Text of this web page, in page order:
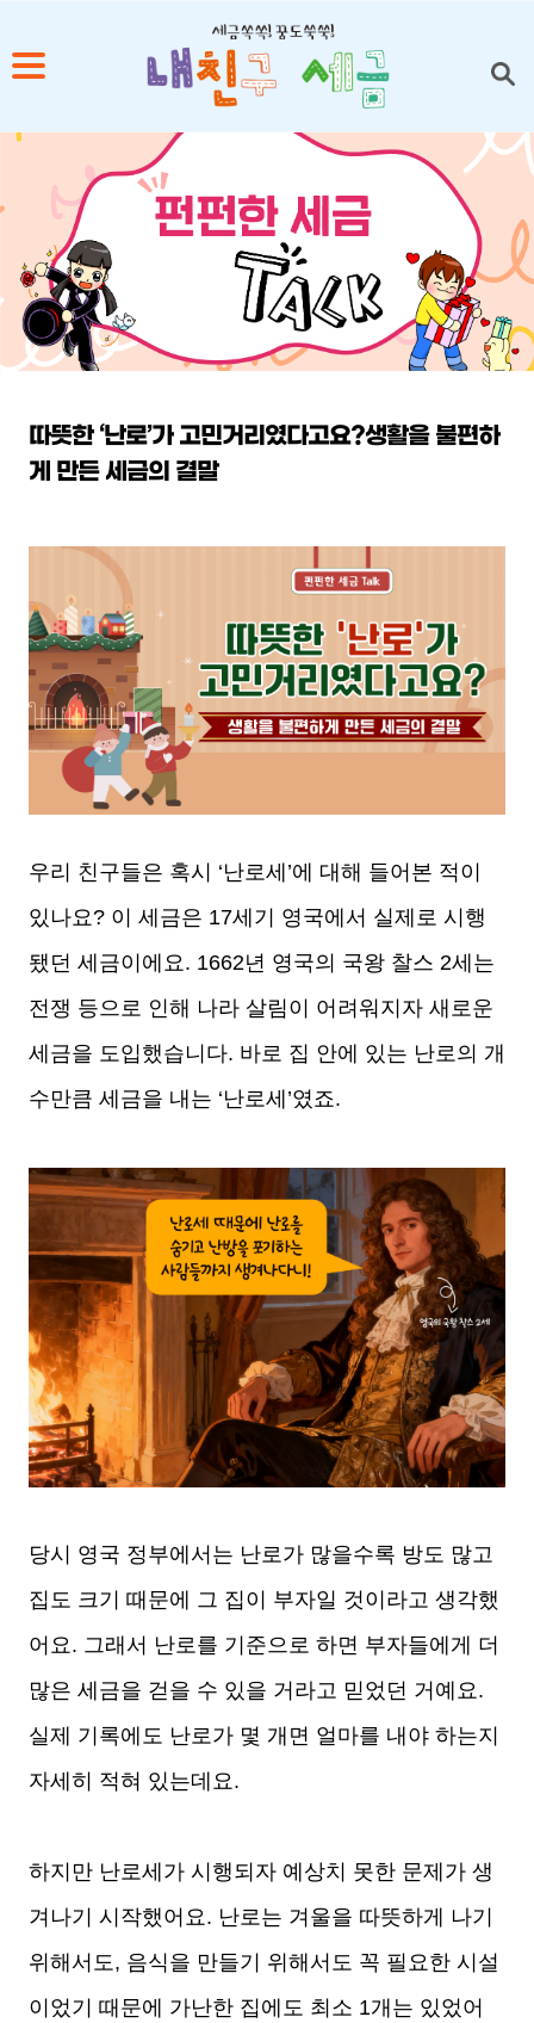
1
3
4
따뜻한 ‘난로’가 고민거리였다고요?생활을 불편하
게 만든 세금의 결말
본문
우리 친구들은 혹시 ‘난로세’에 대해 들어본 적이
있나요? 이 세금은 17세기 영국에서 실제로 시행
됐던 세금이에요. 1662년 영국의 국왕 찰스 2세는
전쟁 등으로 인해 나라 살림이 어려워지자 새로운
세금을 도입했습니다. 바로 집 안에 있는 난로의 개
수만큼 세금을 내는 ‘난로세’였죠.
당시 영국 정부에서는 난로가 많을수록 방도 많고
집도 크기 때문에 그 집이 부자일 것이라고 생각했
어요. 그래서 난로를 기준으로 하면 부자들에게 더
많은 세금을 걷을 수 있을 거라고 믿었던 거예요.
실제 기록에도 난로가 몇 개면 얼마를 내야 하는지
자세히 적혀 있는데요.
하지만 난로세가 시행되자 예상치 못한 문제가 생
겨나기 시작했어요. 난로는 겨울을 따뜻하게 나기
위해서도, 음식을 만들기 위해서도 꼭 필요한 시설
이었기 때문에 가난한 집에도 최소 1개는 있었어